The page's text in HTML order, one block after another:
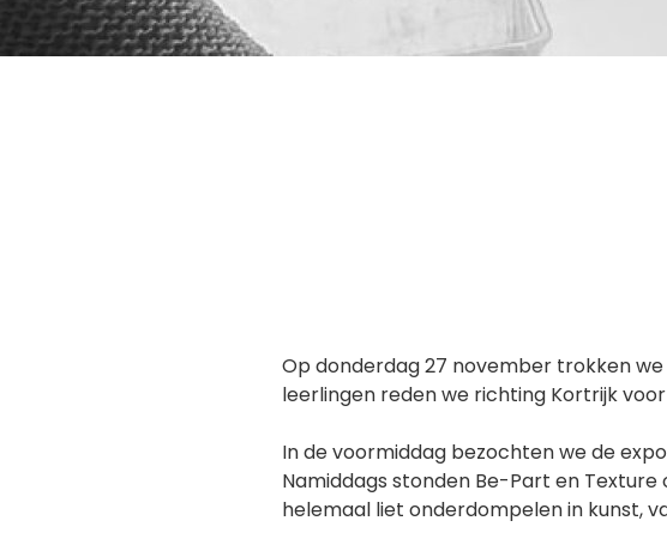
Op donderdag 27 november trokken
leerlingen reden we richting Kortrijk
In de voormiddag bezochten we de
Namiddags stonden Be-Part en
helemaal liet onderdompelen in kunst,